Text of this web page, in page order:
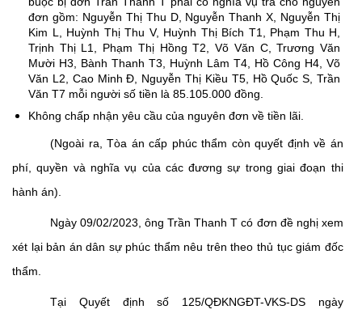
đơn gồm: Nguyễn Thị Thu D, Nguyễn Thanh X, Nguyễn Thị
Kim L, Huỳnh Thị Thu V, Huỳnh Thị Bích T1, Phạm Thu H,
Trịnh Thị L1, Phạm Thị Hồng T2, Võ Văn C, Trương Văn
Mười H3, Bành Thanh T3, Huỳnh Lâm T4, Hồ Công H4, Võ
Văn L2, Cao Minh Đ, Nguyễn Thị Kiều T5, Hồ Quốc S, Trần
Văn T7 mỗi người số tiền là 85.105.000 đồng.
Không chấp nhận yêu cầu của nguyên đơn về tiền lãi.
(Ngoài ra, Tòa án cấp phúc thẩm còn quyết định về án
phí, quyền và nghĩa vụ của các đương sự trong giai đoạn thi
hành án).
Ngày 09/02/2023, ông Trần Thanh T có đơn đề nghị xem
xét lại bản án dân sự phúc thẩm nêu trên theo thủ tục giám đốc
thẩm.
Tại Quyết định số 125/QĐKNGĐT-VKS-DS ngày